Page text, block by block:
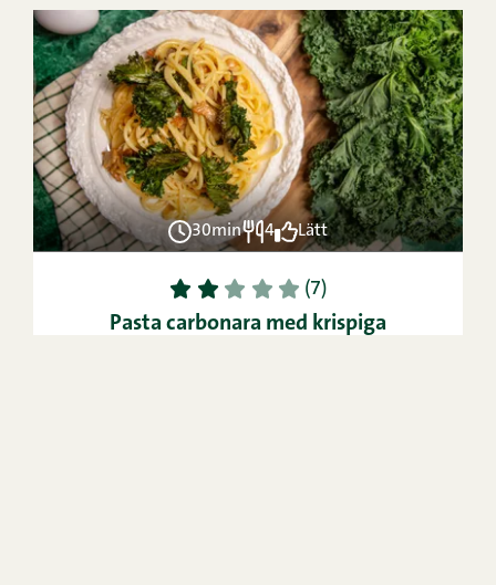
30min 4 Lätt
1 2 3 4 5 (7)
Pasta carbonara med krispiga